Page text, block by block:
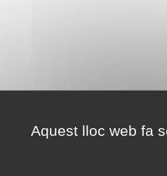
Aquest lloc web fa